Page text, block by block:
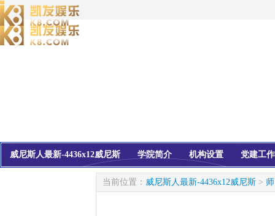
威尼斯人最新-4436x12威尼斯 学院简介 机构设置 党建工作
当前位置： 威尼斯人最新-4436x12威尼斯 >